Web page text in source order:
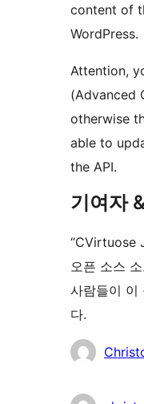
content of
WordPress.
Attention,
(Advanced
otherwise
able to
the API.
기여자
“CVirtuose
오픈 소스
사람들이 이
다.
기
자